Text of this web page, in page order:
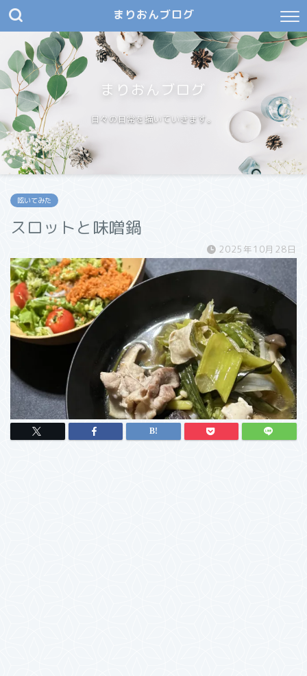
まりおんブログ
まりおんブログ
日々の日常を描いていきます。
呟いてみた
スロットと味噌鍋
2025年10月28日